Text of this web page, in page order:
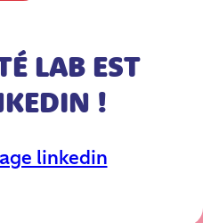
LAB EST
!
linkedin